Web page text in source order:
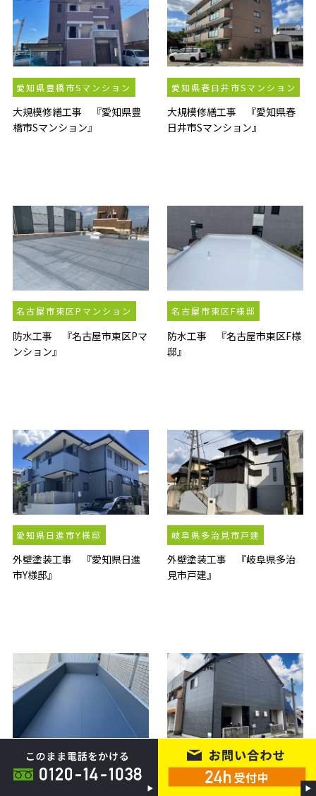
愛知県豊橋市Sマンション
大規模修繕工事 『愛知県豊
橋市Sマンション』
愛知県春日井市Sマンション
大規模修繕工事 『愛知県春
日井市Sマンション』
名古屋市東区Pマンション
防水工事 『名古屋市東区Pマ
ンション』
名古屋市東区F様邸
防水工事 『名古屋市東区F様
邸』
愛知県日進市Y様邸
外壁塗装工事 『愛知県日進
市Y様邸』
岐阜県多治見市戸建
外壁塗装工事 『岐阜県多治
見市戸建』
名古屋市南区Tマンション
防水工事 『名古屋市南区Tマ
愛知県北名古屋市Tアパート
外壁塗装工事 『愛知県北名